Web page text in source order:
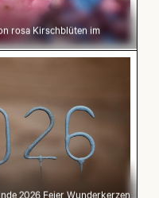
rosa Kirschblüten im
Feier Wunderkerzen
2026 Feier Wunderkerzen